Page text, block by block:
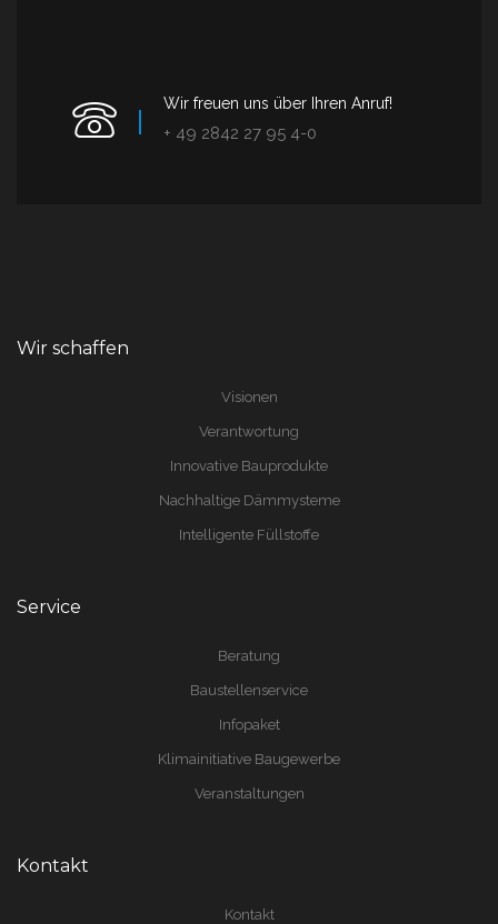
Wir freuen uns über Ihren Anruf!
+ 49 2842 27 95 4-0
Wir schaffen
Visionen
Verantwortung
Innovative Bauprodukte
Nachhaltige Dämmysteme
Intelligente Füllstoffe
Service
Beratung
Baustellenservice
Infopaket
Klimainitiative Baugewerbe
Veranstaltungen
Kontakt
Kontakt